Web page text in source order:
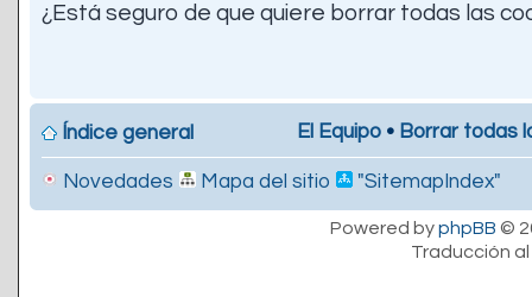
¿Está seguro de que quiere borrar todas las
Índice general El Equipo • Borrar todas
Novedades Mapa del sitio "SitemapIndex"
Powered byphpBB ©
Traducción